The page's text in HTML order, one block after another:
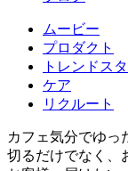
ムービー
プロダクト
トレンドス
ケア
リクルート
カフェ気分でゆ
切るだけでなく、